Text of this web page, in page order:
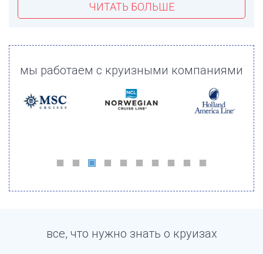
ЧИТАТЬ БОЛЬШЕ
мы работаем с круизными компаниями
все, что нужно знать о круизах